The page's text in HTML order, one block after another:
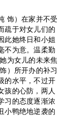
饰）在家并不受
疏于对女儿们的
此她终日和小姐
不为意。温柔勤
为女儿的未来焦
）所开办的补习
的水平，不过开
孩的心防，两人
习的态度逐渐浓
小鸭绝地逆袭的